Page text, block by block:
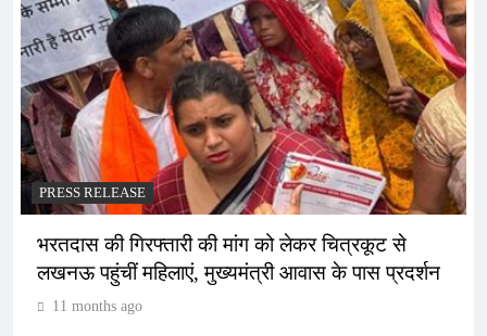
PRESS RELEASE
भरतदास की गिरफ्तारी की मांग को लेकर चित्रकूट से
लखनऊ पहुंचीं महिलाएं, मुख्यमंत्री आवास के पास प्रदर्शन
11 months ago